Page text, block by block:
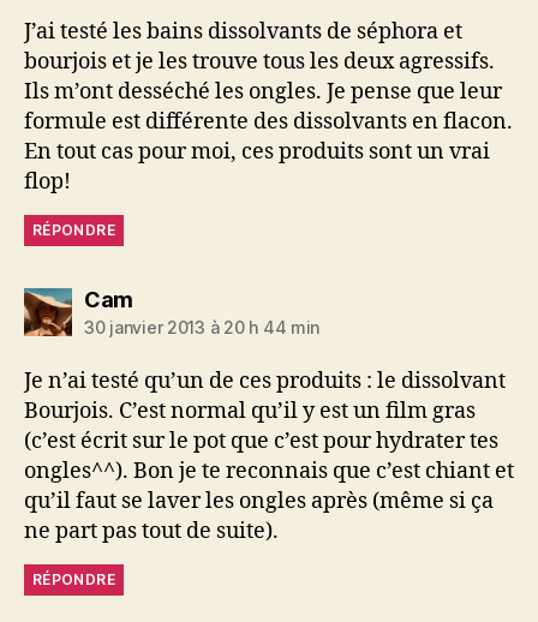
J’ai testé les bains dissolvants de séphora et
bourjois et je les trouve tous les deux agressifs.
Ils m’ont desséché les ongles. Je pense que leur
formule est différente des dissolvants en flacon.
En tout cas pour moi, ces produits sont un vrai
flop!
RÉPONDRE
Camdit :
30 janvier 2013 à 20 h 44 min
Je n’ai testé qu’un de ces produits : le dissolvant
Bourjois. C’est normal qu’il y est un film gras
(c’est écrit sur le pot que c’est pour hydrater tes
ongles^^). Bon je te reconnais que c’est chiant et
qu’il faut se laver les ongles après (même si ça
ne part pas tout de suite).
RÉPONDRE